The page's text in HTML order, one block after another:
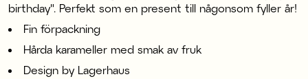
birthday". Perfekt som en present till någonsom fyller år!
Fin förpackning
Hårda karameller med smak av fruk
Design by Lagerhaus